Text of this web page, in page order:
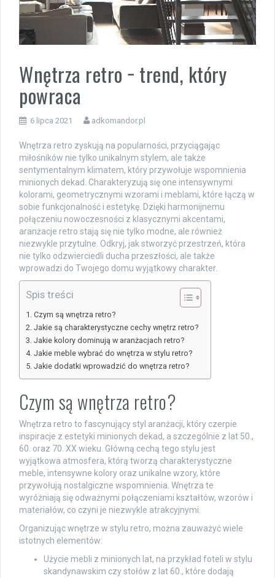
Wnętrza retro − trend, który
powraca
6 lipca 2021 adkomandor.pl
Wnętrza retro zyskują na popularności, przyciągając
miłośników nie tylko unikalnym stylem, ale także
sentymentalnym klimatem, który przywołuje wspomnienia
minionych dekad. Charakteryzują się one intensywnymi
kolorami, geometrycznymi wzorami i meblami, które łączą w
sobie funkcjonalność i estetykę. Dzięki harmonijnemu
połączeniu nowoczesności z klasycznymi akcentami,
aranżacje retro stają się nie tylko modne, ale również
niezwykle przytulne. Odkryj, jak stworzyć przestrzeń, która
nie tylko odzwierciedli ducha przeszłości, ale także
wprowadzi do Twojego domu wyjątkowy charakter.
Spis treści
Czym są wnętrza retro?
Jakie są charakterystyczne cechy wnętrz retro?
Jakie kolory dominują w aranżacjach retro?
Jakie meble wybrać do wnętrza w stylu retro?
Jakie dodatki wprowadzić do wnętrza retro?
Czym są wnętrza retro?
Wnętrza retro to fascynujący styl aranżacji, który czerpie
inspiracje z estetyki minionych dekad, a szczególnie z lat 50.,
60. oraz 70. XX wieku. Główną cechą tego stylu jest
wyjątkowa atmosfera, którą tworzą charakterystyczne
meble, intensywne kolory oraz unikalne wzory, które
przywołują nostalgiczne wspomnienia. Wnętrza te
wyróżniają się odważnymi połączeniami kształtów, wzorów i
materiałów, co czyni je niezwykle atrakcyjnymi.
Organizując wnętrze w stylu retro, można zauważyć wiele
istotnych elementów:
Użycie mebli z minionych lat, na przykład foteli w stylu
skandynawskim czy stołów z lat 60., które dodają